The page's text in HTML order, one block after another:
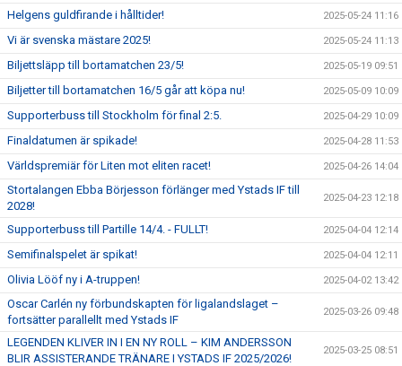
Helgens guldfirande i hålltider! 2025-05-24 11:16
Vi är svenska mästare 2025! 2025-05-24 11:13
Biljettsläpp till bortamatchen 23/5! 2025-05-19 09:51
Biljetter till bortamatchen 16/5 går att köpa nu! 2025-05-09 10:09
Supporterbuss till Stockholm för final 2:5. 2025-04-29 10:09
Finaldatumen är spikade! 2025-04-28 11:53
Världspremiär för Liten mot eliten racet! 2025-04-26 14:04
Stortalangen Ebba Börjesson förlänger med Ystads IF till
2028!
2025-04-23 12:18
Supporterbuss till Partille 14/4. - FULLT! 2025-04-04 12:14
Semifinalspelet är spikat! 2025-04-04 12:11
Olivia Lööf ny i A-truppen! 2025-04-02 13:42
Oscar Carlén ny förbundskapten för ligalandslaget –
fortsätter parallellt med Ystads IF
2025-03-26 09:48
LEGENDEN KLIVER IN I EN NY ROLL – KIM ANDERSSON
BLIR ASSISTERANDE TRÄNARE I YSTADS IF 2025/2026!
2025-03-25 08:51